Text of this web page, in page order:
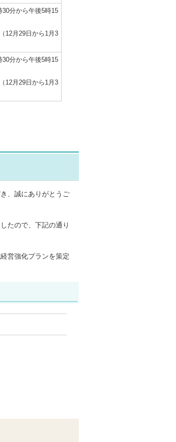
分から午後5時15
12月29日から1月3
分から午後5時15
12月29日から1月3
、誠にありがとうご
たので、下記の通り
営強化プランを策定